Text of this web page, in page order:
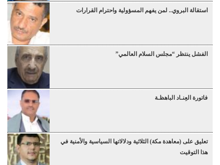
استقالة البروي.. لمن يفهم المسؤولية واحترام القرارات
الفشل ينتظر “مجلس السلام العالمي”
فاتورة العِنـاد الباهظـة
تعليق على (معاهدة مكة) الثلاثية ودلالاتها السياسية والأمنية في
هذا التوقيت